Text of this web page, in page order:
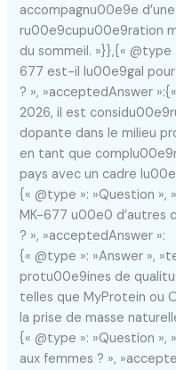
accompagnu00e9e
ru00e9cupu00e9ration
du sommeil. »}},{« @type
677 est-il lu00e9gal
? », »acceptedAnswer
2026, il est
dopante dans le milieu
en tant que
pays avec un cadre
{« @type »: »Question »,
MK-677 u00e0 d’autres
? », »acceptedAnswer »:
{« @type »: »Answer »,
protu00e9ines de
telles que MyProtein ou
la prise de masse
{« @type »: »Question »,
aux femmes ? »,